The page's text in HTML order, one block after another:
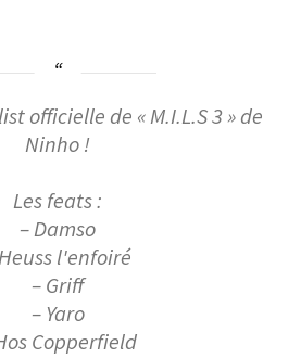
officielle de « M.I.L.S 3 » de
Ninho !
Les feats :
– Damso
l'enfoiré
– Griff
– Yaro
Copperfield